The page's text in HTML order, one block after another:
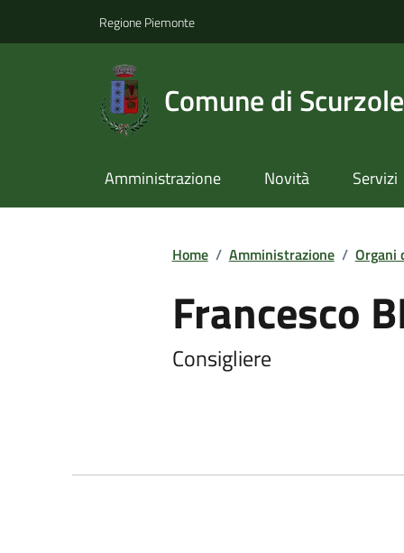
Regione Piemonte
Comune di
Amministrazione Novità Servizi
Home / Amministrazione / Organi
Francesco
Consigliere